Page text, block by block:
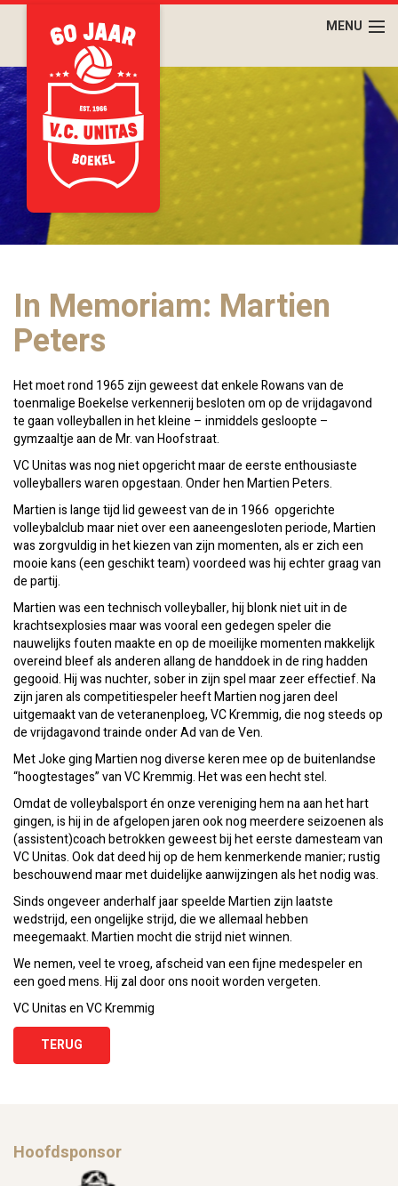
In Memoriam: Martien
Peters
Het moet rond 1965 zijn geweest dat enkele Rowans van de
toenmalige Boekelse verkennerij besloten om op de vrijdagavond
te gaan volleyballen in het kleine – inmiddels gesloopte –
gymzaaltje aan de Mr. van Hoofstraat.
VC Unitas was nog niet opgericht maar de eerste enthousiaste
volleyballers waren opgestaan. Onder hen Martien Peters.
Martien is lange tijd lid geweest van de in 1966 opgerichte
volleybalclub maar niet over een aaneengesloten periode, Martien
was zorgvuldig in het kiezen van zijn momenten, als er zich een
mooie kans (een geschikt team) voordeed was hij echter graag van
de partij.
Martien was een technisch volleyballer, hij blonk niet uit in de
krachtsexplosies maar was vooral een gedegen speler die
nauwelijks fouten maakte en op de moeilijke momenten makkelijk
overeind bleef als anderen allang de handdoek in de ring hadden
gegooid. Hij was nuchter, sober in zijn spel maar zeer effectief. Na
zijn jaren als competitiespeler heeft Martien nog jaren deel
uitgemaakt van de veteranenploeg, VC Kremmig, die nog steeds op
de vrijdagavond trainde onder Ad van de Ven.
Met Joke ging Martien nog diverse keren mee op de buitenlandse
“hoogtestages” van VC Kremmig. Het was een hecht stel.
Omdat de volleybalsport én onze vereniging hem na aan het hart
gingen, is hij in de afgelopen jaren ook nog meerdere seizoenen als
(assistent)coach betrokken geweest bij het eerste damesteam van
VC Unitas. Ook dat deed hij op de hem kenmerkende manier; rustig
beschouwend maar met duidelijke aanwijzingen als het nodig was.
Sinds ongeveer anderhalf jaar speelde Martien zijn laatste
wedstrijd, een ongelijke strijd, die we allemaal hebben
meegemaakt. Martien mocht die strijd niet winnen.
We nemen, veel te vroeg, afscheid van een fijne medespeler en
een goed mens. Hij zal door ons nooit worden vergeten.
VC Unitas en VC Kremmig
TERUG
Hoofdsponsor